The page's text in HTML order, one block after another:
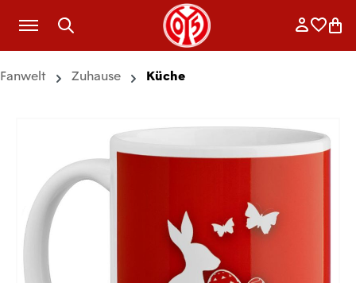
Zum Hauptinhalt springen
Fanwelt Zuhause Küche